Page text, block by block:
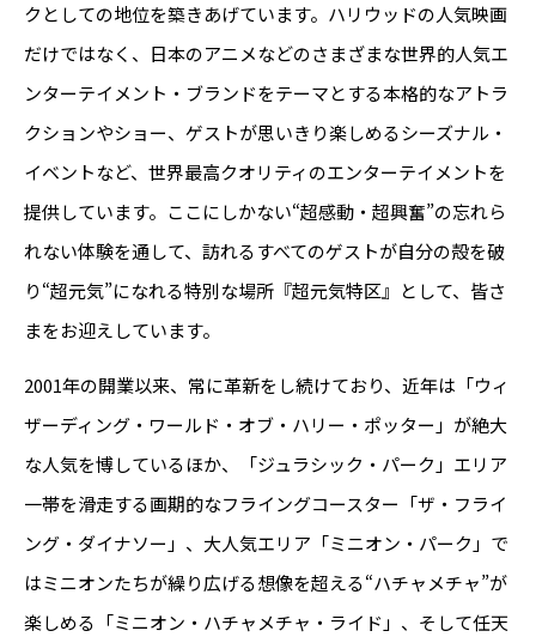
クとしての地位を築きあげています。ハリウッドの人気映画
だけではなく、日本のアニメなどのさまざまな世界的人気エ
ンターテイメント・ブランドをテーマとする本格的なアトラ
クションやショー、ゲストが思いきり楽しめるシーズナル・
イベントなど、世界最高クオリティのエンターテイメントを
提供しています。ここにしかない“超感動・超興奮”の忘れら
れない体験を通して、訪れるすべてのゲストが自分の殻を破
り“超元気”になれる特別な場所『超元気特区』として、皆さ
まをお迎えしています。
2001年の開業以来、常に革新をし続けており、近年は「ウィ
ザーディング・ワールド・オブ・ハリー・ポッター」が絶大
な人気を博しているほか、「ジュラシック・パーク」エリア
一帯を滑走する画期的なフライングコースター「ザ・フライ
ング・ダイナソー」、大人気エリア「ミニオン・パーク」で
はミニオンたちが繰り広げる想像を超える“ハチャメチャ”が
楽しめる「ミニオン・ハチャメチャ・ライド」、そして任天